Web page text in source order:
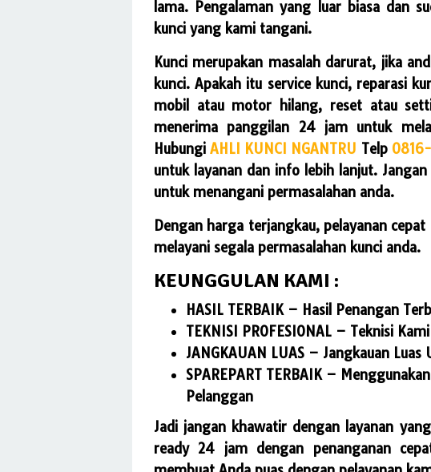
lama. Pengalaman yang luar biasa dan
kunci yang kami tangani.
Kunci merupakan masalah darurat, jika
kunci. Apakah itu service kunci, reparasi
mobil atau motor hilang, reset atau
menerima panggilan 24 jam untuk
HubungiAHLI KUNCI NGANTRU Telp
untuk layanan dan info lebih lanjut.
untuk menangani permasalahan anda.
Dengan harga terjangkau, pelayanan
melayani segala permasalahan kunci anda.
KEUNGGULAN KAMI :
HASIL TERBAIK – Hasil Penangan
TEKNISI PROFESIONAL – Teknisi
JANGKAUAN LUAS – Jangkauan Luas
SPAREPART TERBAIK –
Pelanggan
Jadi jangan khawatir dengan layanan
ready 24 jam dengan penanganan